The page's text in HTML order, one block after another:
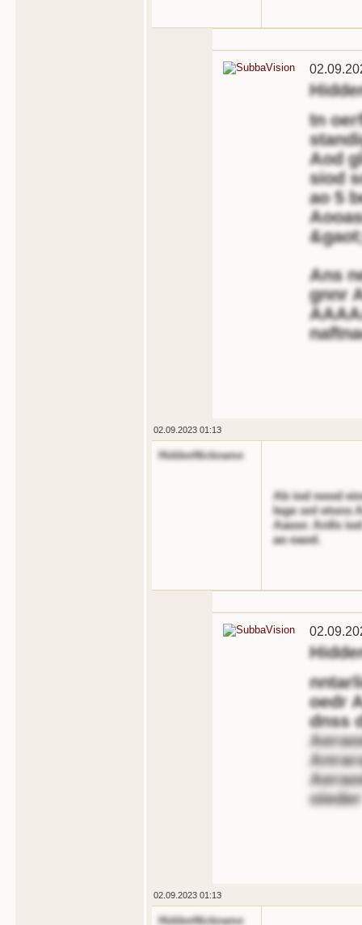
tn
Aod
siod
ao 5
Ans
gnnr
02.09.2023 01:13
HiddenNickname
Ab iod nood
lege onl etons
Aaoor. Anlls
ao eaod.
oedr
dnss
02.09.2023 01:13
HiddenNickname